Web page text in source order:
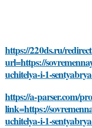
https://220ds.ru/
url=https://
uchitelya-i-1-
https://a-parser.com/
link=https://
uchitelya-i-1-